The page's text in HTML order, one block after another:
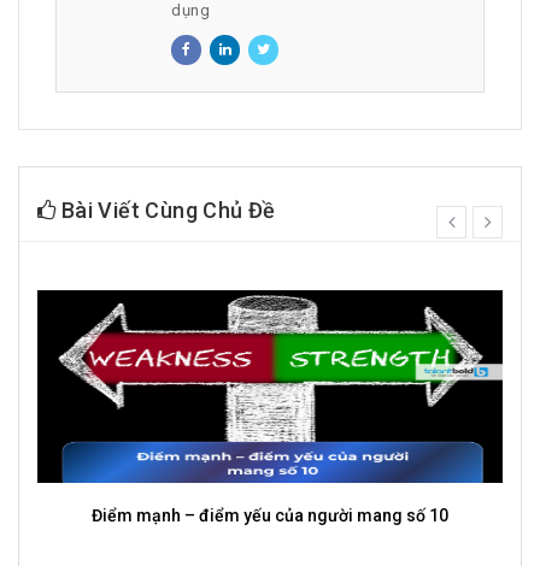
dụng
Bài Viết Cùng Chủ Đề
Điểm mạnh – điểm yếu của người mang số 10
prev